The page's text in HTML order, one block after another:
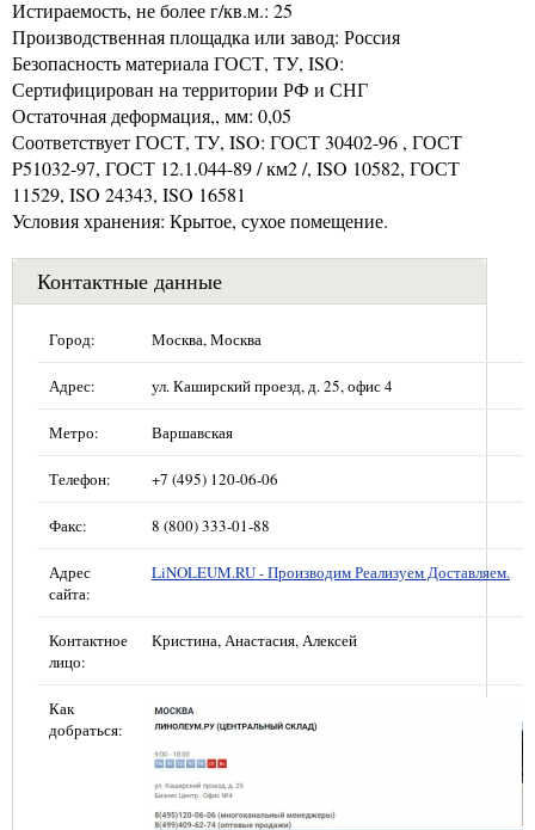
Истираемость, не более г/кв.м.: 25
Производственная площадка или завод: Россия
Безопасность материала ГОСТ, ТУ, ISO:
Сертифицирован на территории РФ и СНГ
Остаточная деформация,, мм: 0,05
Соответствует ГОСТ, ТУ, ISO: ГОСТ 30402-96 , ГОСТ
P51032-97, ГОСТ 12.1.044-89 / км2 /, ISO 10582, ГОСТ
11529, ISO 24343, ISO 16581
Условия хранения: Крытое, сухое помещение.
Контактные данные
Город: Москва, Москва
Адрес: ул. Каширский проезд, д. 25, офис 4
Метро: Варшавская
Телефон: +7 (495) 120-06-06
Факс: 8 (800) 333-01-88
Адрес
сайта:
LiNOLEUM.RU - Производим Реализуем Доставляем.
Контактное
лицо:
Кристина, Анастасия, Алексей
Как
добраться: